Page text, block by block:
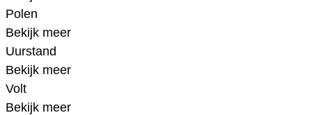
Polen
Bekijk meer
Uurstand
Bekijk meer
Volt
Bekijk meer